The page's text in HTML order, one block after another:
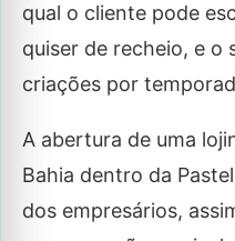
qual o cliente pode
quiser de recheio, e o
criações por
A abertura de uma
Bahia dentro da
dos empresários,